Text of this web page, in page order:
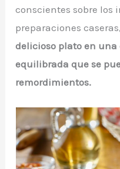
conscientes sobre los
preparaciones caseras,
delicioso plato en
equilibrada que se
remordimientos.